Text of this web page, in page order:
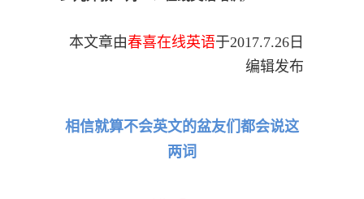
本文章由春喜在线英语于2017.7.26 日
编辑发布
相信就算不会英文的盆友们都会说这
两词